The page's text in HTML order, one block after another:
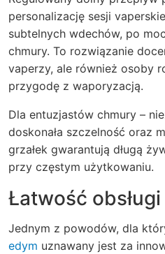
personalizację sesji
subtelnych wdechów, po
chmury. To rozwiązanie
vaperzy, ale również osoby
przygodę z waporyzacją.
Dla entuzjastów chmury –
doskonała szczelność oraz
grzałek gwarantują długą
przy częstym użytkowaniu.
Łatwość
Jednym z powodów, dla
edym uznawany jest za